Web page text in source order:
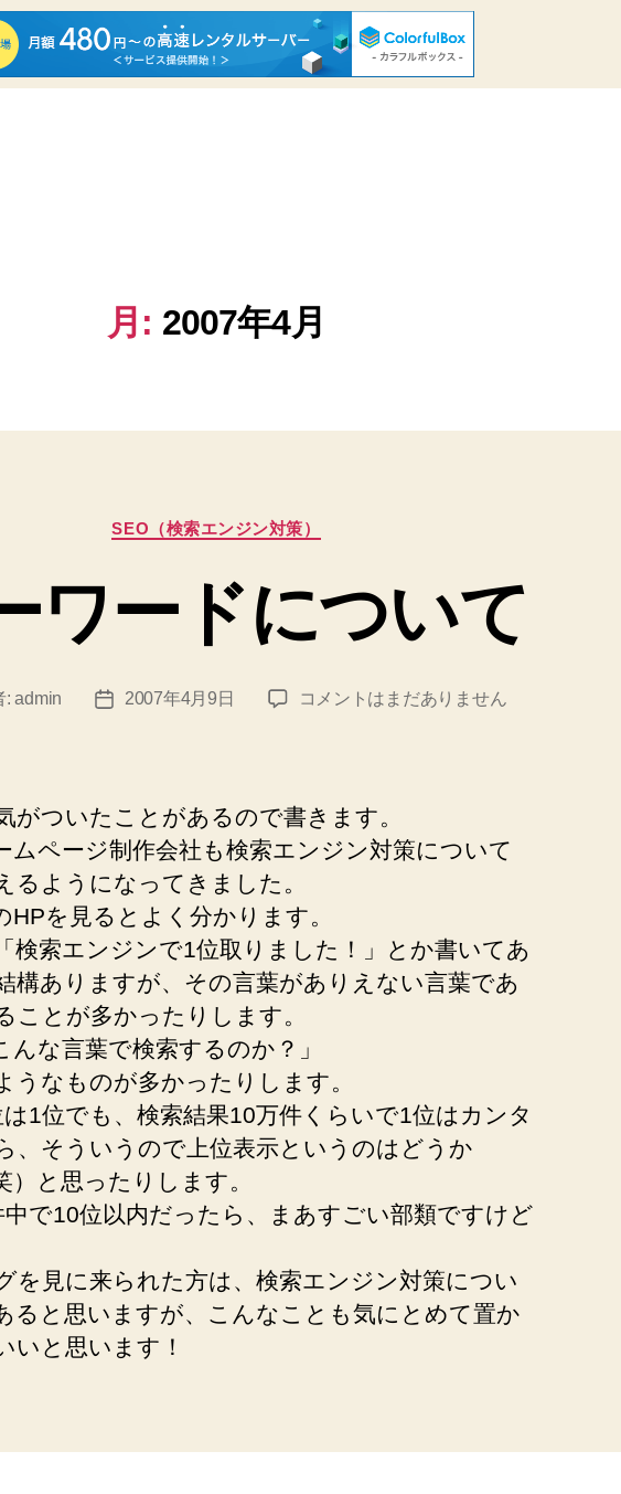
月: 2007年4月
カ
テ
リ
ー
SEO（検索エンジン対策）
ワードについて
:admin
投
2007年4月9日
キ
ド
に
つ
て
の
コメントはまだありません
がついたことがあるので書きます。
ムページ制作会社も検索エンジン対策について
るようになってきました。
HPを見るとよく分かります。
検索エンジンで1位取りました！」とか書いてあ
構ありますが、その言葉がありえない言葉であ
ことが多かったりします。
んな言葉で検索するのか？」
うなものが多かったりします。
は1位でも、検索結果10万件くらいで1位はカンタ
、そういうので上位表示というのはどうか
）と思ったりします。
中で10位以内だったら、まあすごい部類ですけど
を見に来られた方は、検索エンジン対策につい
ると思いますが、こんなことも気にとめて置か
いと思います！